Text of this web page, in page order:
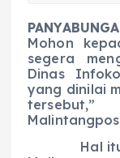
Mohon
segera
Dinas
yang dinilai
Hal itu